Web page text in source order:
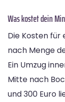
Was kostet dein
Die Kosten für
nach Menge
Ein Umzug
Mitte nach
und 300 Euro